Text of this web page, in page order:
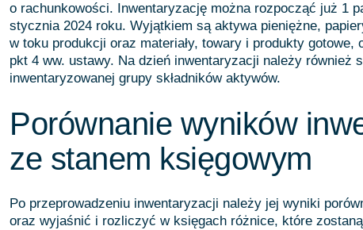
o rachunkowości. Inwentaryzację można rozpocząć już 1
stycznia 2024 roku. Wyjątkiem są aktywa pieniężne,
w toku produkcji oraz materiały, towary i produkty gotowe,
pkt 4 ww. ustawy. Na dzień inwentaryzacji należy również
inwentaryzowanej grupy składników aktywów.
Porównanie wyników
ze stanem księgowym
Po przeprowadzeniu inwentaryzacji należy jej wyniki
oraz wyjaśnić i rozliczyć w księgach różnice, które